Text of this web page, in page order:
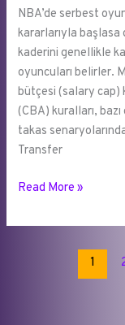
NBA’de serbest
kararlarıyla başlasa
kaderini genellikle
oyuncuları belirler.
bütçesi (salary cap)
(CBA) kuralları,
takas
Transfer
NBA
Oyuncu
Piyasasında
Read More »
1